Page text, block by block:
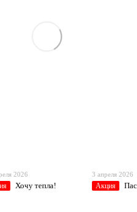
2026
Хочу тепла!
3 апреля 2026
Акция